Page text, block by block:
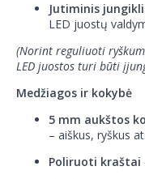
Jutiminis
LED juostų
(Norint reguliuoti
LED juostos turi būti
Medžiagos ir kokybė
5 mm aukštos
– aiškus, ryškus
Poliruoti kraštai